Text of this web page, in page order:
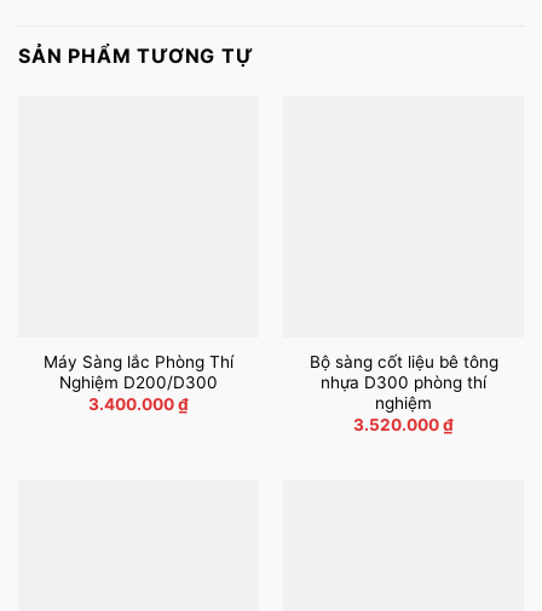
SẢN PHẨM TƯƠNG TỰ
Máy Sàng lắc Phòng Thí
Nghiệm D200/D300
3.400.000₫
Bộ sàng cốt liệu bê tông
nhựa D300 phòng thí
nghiệm
3.520.000₫